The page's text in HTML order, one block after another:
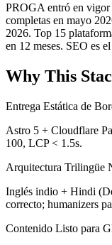
PROGA entró en vigor
completas en mayo
2026. Top 15
en 12 meses. SEO es
Why This
Entrega Estática de
Astro 5 + Cloudflare
100, LCP < 1.5s.
Arquitectura Trilingüe
Inglés indio + Hindi
correcto; humanizers
Contenido Listo para